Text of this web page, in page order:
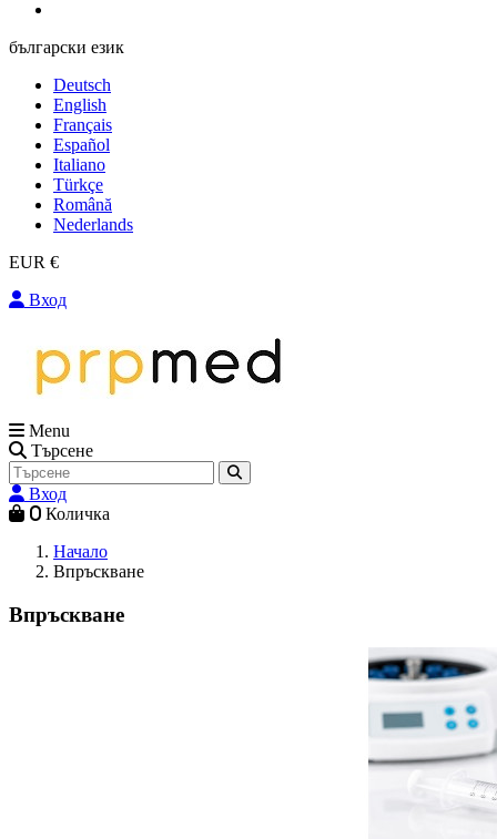
български език
Deutsch
English
Français
Español
Italiano
Türkçe
Română
Nederlands
EUR €
Вход
Menu
Търсене
Вход
0 Количка
Начало
Впръскване
Впръскване